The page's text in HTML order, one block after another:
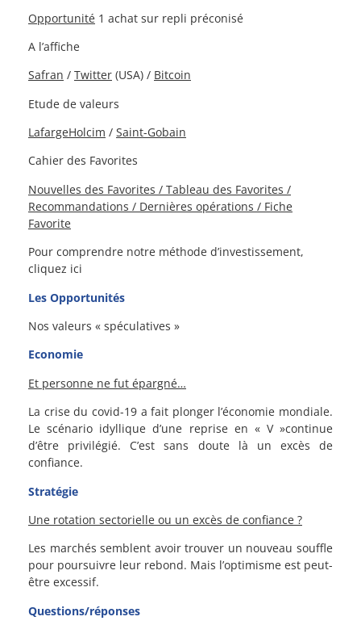
Opportunité 1 achat sur repli préconisé
A l’affiche
Safran / Twitter (USA) / Bitcoin
Etude de valeurs
LafargeHolcim / Saint-Gobain
Cahier des Favorites
Nouvelles des Favorites / Tableau des Favorites /
Recommandations / Dernières opérations / Fiche
Favorite
Pour comprendre notre méthode d’investissement,
cliquez ici
Les Opportunités
Nos valeurs « spéculatives »
Economie
Et personne ne fut épargné…
La crise du covid-19 a fait plonger l’économie mondiale.
Le scénario idyllique d’une reprise en « V »continue
d’être privilégié. C’est sans doute là un excès de
confiance.
Stratégie
Une rotation sectorielle ou un excès de confiance ?
Les marchés semblent avoir trouver un nouveau souffle
pour poursuivre leur rebond. Mais l’optimisme est peut-
être excessif.
Questions/réponses